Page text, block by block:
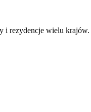
i rezydencje wielu krajów.